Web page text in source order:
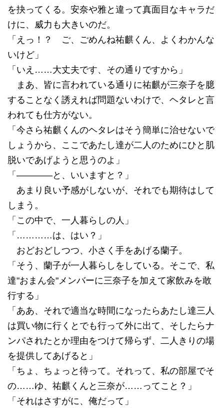
を抉ってくる。安奈や雅と違って真面目なキャラだ
けに、威力も大きいのだ。
「えっ！？ ご、ごめんね祐麒くん、よくわかんな
いけど」
「いえ……大丈夫です、その通りですから」
まあ、皆に言われている通りに祐麒が三奈子を臆
することなく誘えれば問題ないわけで、ヘタレと言
われても仕方がない。
「今さら祐麒くんのヘタレはそう簡単に治せないで
しょうから、ここであたし達が二人のためにひと肌
脱いであげようと思うのよ」
「――――と、いいますと？」
あまり良い予感がしないが、それでも期待はして
しまう。
「この中で、一人暮らしの人」
「…………は、はい？」
おどおどしつつ、小さく手をあげる蘭子。
「そう、蘭子が一人暮らしをしている。そこで、私
達"おまん会"メンバーに三奈子を加えて家飲みを敢
行する」
「ああ、それで適当な時間になったらあたし達三人
は買い物に行くとでも行って外に出て、そしたらナ
ンパされたとか理由をつけて帰らず、二人きりの場
を提供してあげると」
「ちょ、ちょっと待って。それって、私の部屋でそ
の……ゆ、祐麒くんと三奈が……ってこと？」
「それはさすがに、俺だって」